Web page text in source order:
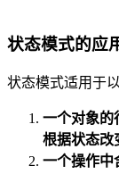
状态模式的应
状态模式适用于
一个对象的
根据状态改
一个操作中